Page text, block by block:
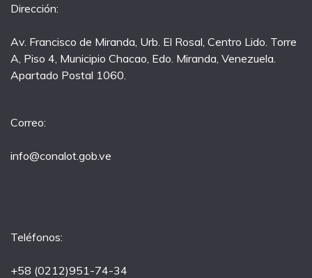
Dirección:
Av. Francisco de Miranda, Urb. El Rosal, Centro Lido. Torre
A, Piso 4, Municipio Chacao, Edo. Miranda, Venezuela.
Apartado Postal 1060.
Correo:
info@conalot.gob.ve
Teléfonos:
+58 (0212)951-74-34